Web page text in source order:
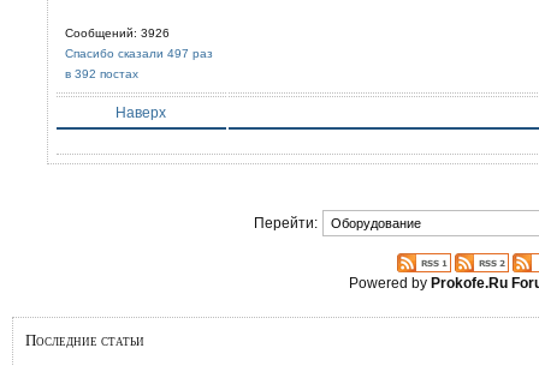
Сообщений: 3926
Спасибо сказали 497 раз
в 392 постах
Наверх
Перейти:
Powered byProkofe.Ru
Последние статьи